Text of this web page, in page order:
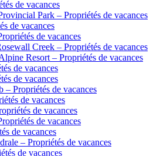
de vacances
Park – Propriétés de vacances
de vacances
de vacances
Creek – Propriétés de vacances
Resort – Propriétés de vacances
de vacances
de vacances
– Propriétés de vacances
de vacances
de vacances
de vacances
de vacances
– Propriétés de vacances
de vacances